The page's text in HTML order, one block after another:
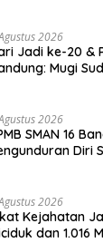
2026
Jadi ke-20 &
Mugi
2026
SMAN 16
Diri
2026
Kejahatan
dan 1.016